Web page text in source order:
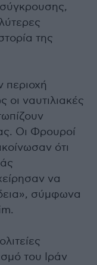
της
περιοχή
οι ναυτιλιακές
Οι Φρουροί
ότι
να
σύμφωνα
του Ιράν